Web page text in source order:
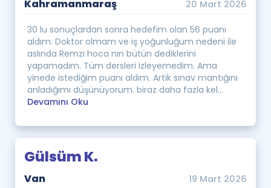
Kahramanmaraş 20 Mart 2026
30 lu sonuçlardan sonra hedefim olan 56 puanı
aldım. Doktor olmam ve iş yoğunluğum nedeni ile
aslında Remzi hoca nın bütün dediklerini
yapamadım. Tüm dersleri izleyemedim. Ama
yinede istediğim puanı aldım. Artik sınav mantığını
anladığımı düşünüyorum. biraz daha fazla kel...
Devamını Oku
Gülsüm K.
Van 19 Mart 2026